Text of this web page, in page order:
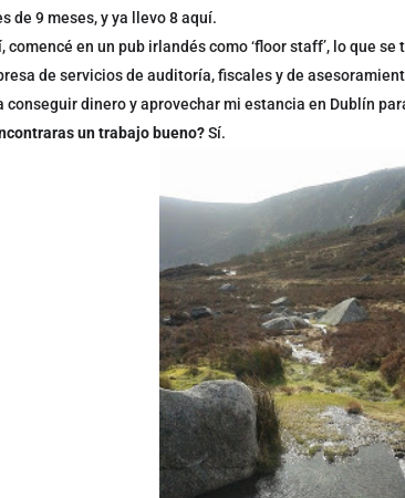
de 9 meses, y ya llevo 8 aquí.
comencé en un pub irlandés como ‘floor staff’, lo que
de servicios de auditoría, fiscales y de
conseguir dinero y aprovechar mi estancia en Dublín
un trabajo bueno?Sí.